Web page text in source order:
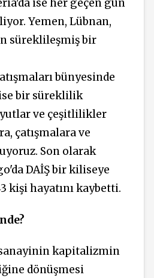
ise her geçen gün
Yemen, Lübnan,
süreklileşmiş bir
bünyesinde
bir süreklilik
ve çeşitlilikler
çatışmalara ve
Son olarak
DAİŞ bir kiliseye
kişi hayatını kaybetti.
sanayinin kapitalizmin
dönüşmesi